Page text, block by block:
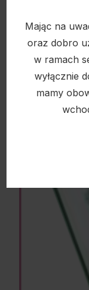
Mając na
oraz dobro
w ramach
wyłącznie
mamy